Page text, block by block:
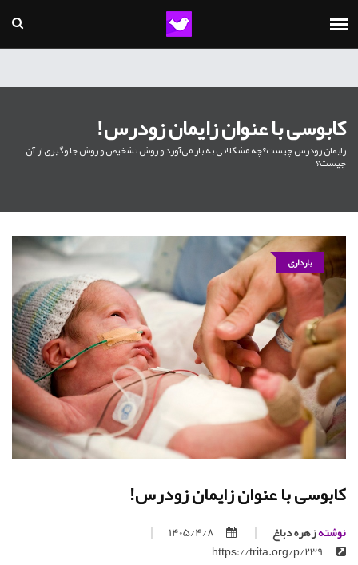
کابوسی با عنوان زایمان زودرس!
زایمان زودرس چیست؟چه مشکلاتی به بار می‌آورد و روش تشخیص و روش جلوگیری از آن
چیست؟
بارداری
کابوسی با عنوان زایمان زودرس!
نوشتهزهره دباغ
1405/4/8